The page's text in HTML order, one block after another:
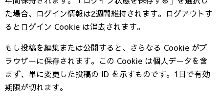
た場合、ログイン情報は2週間維持されます。ログアウトす
るとログイン Cookie は消去されます。
もし投稿を編集または公開すると、さらなる Cookie がブ
ラウザーに保存されます。この Cookie は個人データを含
まず、単に変更した投稿の ID を示すものです。1日で有効
期限が切れます。